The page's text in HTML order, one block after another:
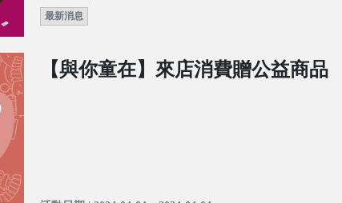
最新消息
【與你童在】來店消費贈公益商品